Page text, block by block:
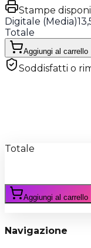
Stampe
Digitale (Media)
Totale
Aggiungi al carrello
Soddisfatti o
Totale
Aggiungi al carrello
Navigazione